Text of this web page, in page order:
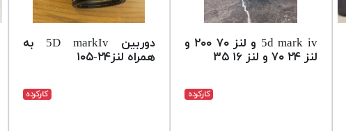
5d mark iv و لنز ۷۰ ۲۰۰ و
لنز ۲۴ ۷۰ و لنز ۱۶ ۳۵
کارکرده
دوربین 5D markIv به
همراه لنز۲۴-۱۰۵
کارکرده